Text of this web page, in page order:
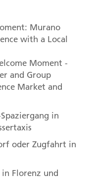
Murano
with a Local
Moment -
and Group
Market and
in
oder Zugfahrt in
Florenz und